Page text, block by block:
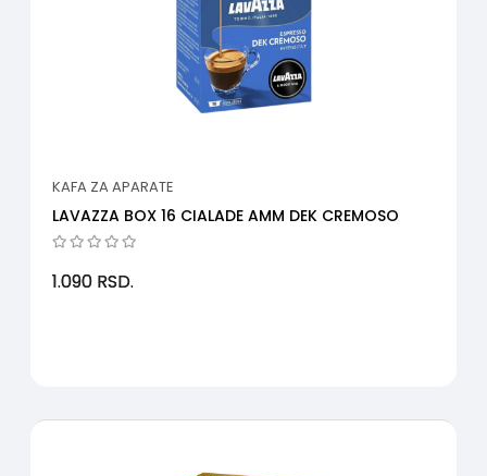
KAFA ZA APARATE
LAVAZZA BOX 16 CIALADE AMM DEK CREMOSO
1.090 RSD.